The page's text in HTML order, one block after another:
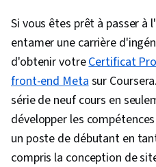
Si vous êtes prêt à passer à
entamer une carrière
d'obtenir votreCertificat
front-end Metasur
série de neuf cours en
développer les
un poste de débutant en
compris la conception de